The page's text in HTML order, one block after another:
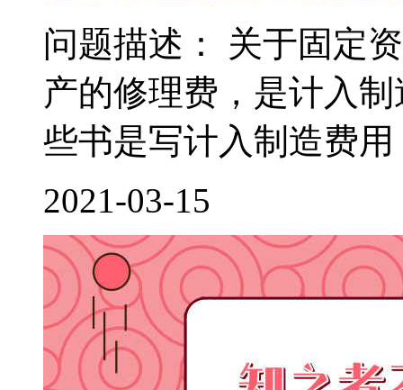
问题描述： 关于固定
产的修理费，是计入
些书是写计入制造费
2021-03-15